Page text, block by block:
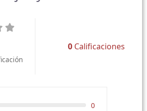
0 Calificaciones
0